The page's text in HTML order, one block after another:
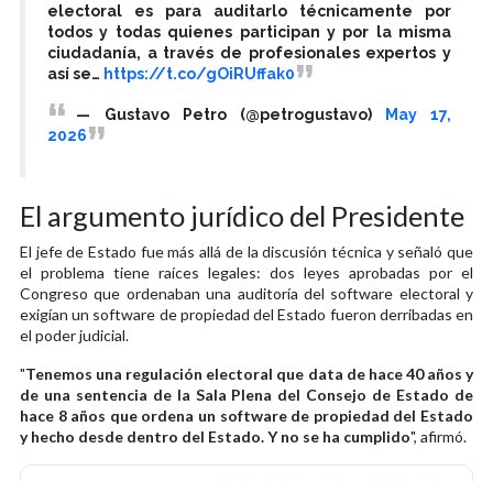
electoral es para auditarlo técnicamente por
todos y todas quienes participan y por la misma
ciudadanía, a través de profesionales expertos y
así se… https://t.co/gOiRUffak0
— Gustavo Petro (@petrogustavo)
May 17,
2026
El argumento jurídico del Presidente
El jefe de Estado fue más allá de la discusión técnica y señaló que
el problema tiene raíces legales: dos leyes aprobadas por el
Congreso que ordenaban una auditoría del software electoral y
exigían un software de propiedad del Estado fueron derribadas en
el poder judicial.
"Tenemos una regulación electoral que data de hace 40 años y
de una sentencia de la Sala Plena del Consejo de Estado de
hace 8 años que ordena un software de propiedad del Estado
y hecho desde dentro del Estado. Y no se ha cumplido", afirmó.